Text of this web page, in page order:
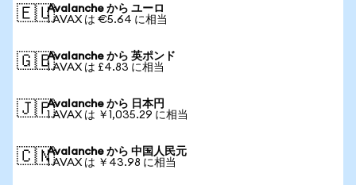
🇪🇺Avalanche から ユーロ
1 AVAX は €5.64 に相当
🇬🇧Avalanche から 英ポンド
1 AVAX は £4.83 に相当
🇯🇵Avalanche から 日本円
1 AVAX は ￥1,035.29 に相当
🇨🇳Avalanche から 中国人民元
1 AVAX は ￥43.98 に相当